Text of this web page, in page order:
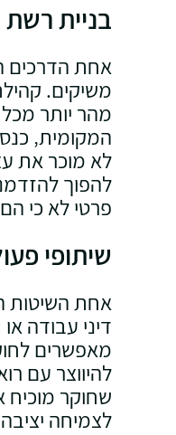
בניית
אחת הדרכים
משיקים.
מהר יותר
המקומית‚
לא מוכר את
להפוך
פרטי לא כי
שיתופי
אחת השיטות
דיני עבודה
מאפשרים
להיווצר עם
שחוקר
לצמיחה